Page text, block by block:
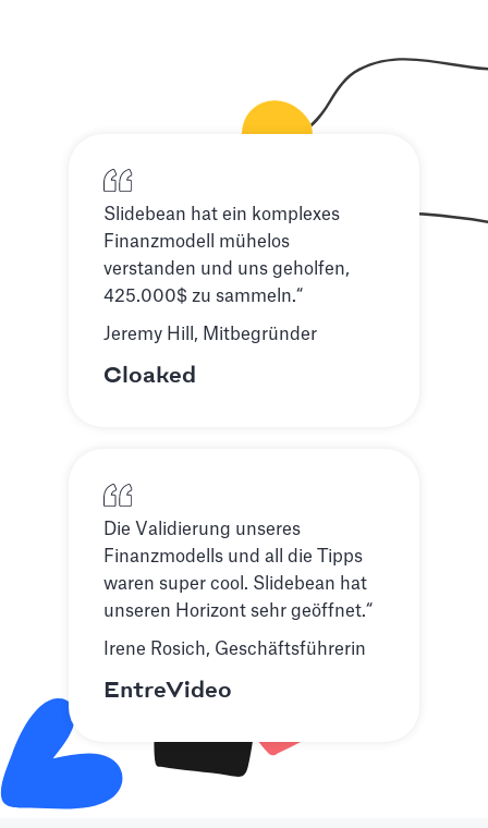
Slidebean hat ein komplexes
Finanzmodell mühelos
verstanden und uns geholfen,
425.000$ zu sammeln.“
Jeremy Hill, Mitbegründer
Cloaked
Die Validierung unseres
Finanzmodells und all die Tipps
waren super cool. Slidebean hat
unseren Horizont sehr geöffnet.“
Irene Rosich, Geschäftsführerin
EntreVideo